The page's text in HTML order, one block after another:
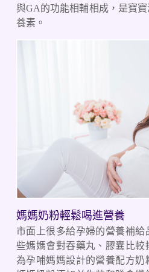
與GA的功能相輔相成，是寶
養素。
媽媽奶粉輕鬆喝進營養
市面上很多給孕婦的營養補給
些媽媽會對吞藥丸、膠囊比
為孕哺媽媽設計的營養配方奶